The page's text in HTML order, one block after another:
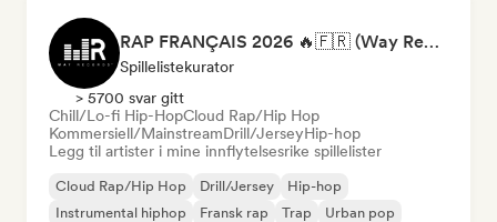
RAP FRANÇAIS 2026 🔥🇫🇷 (Way Records)
Spillelistekurator
> 5700 svar gitt
Chill/Lo-fi Hip-HopCloud Rap/Hip Hop
Kommersiell/MainstreamDrill/JerseyHip-hop
Legg til artister i mine innflytelsesrike spillelister
Cloud Rap/Hip Hop Drill/Jersey
Hip-hop
Instrumental hiphop
Fransk rap Trap
Urban pop